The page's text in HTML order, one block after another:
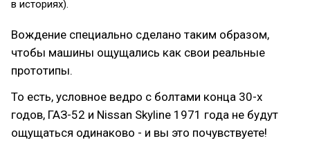
в историях).
Вождение специально сделано таким образом,
чтобы машины ощущались как свои реальные
прототипы.
То есть, условное ведро с болтами конца 30-х
годов, ГАЗ-52 и Nissan Skyline 1971 года не будут
ощущаться одинаково - и вы это почувствуете!